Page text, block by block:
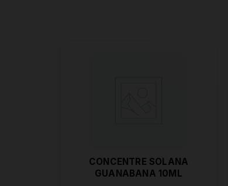
CONCENTRE SOLANA
GUANABANA 10ML